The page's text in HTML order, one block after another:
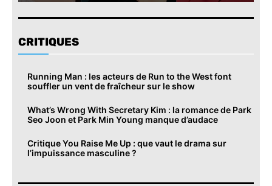
CRITIQUES
Running Man : les acteurs de Run to the West font
souffler un vent de fraîcheur sur le show
What’s Wrong With Secretary Kim : la romance de Park
Seo Joon et Park Min Young manque d’audace
Critique You Raise Me Up : que vaut le drama sur
l’impuissance masculine ?